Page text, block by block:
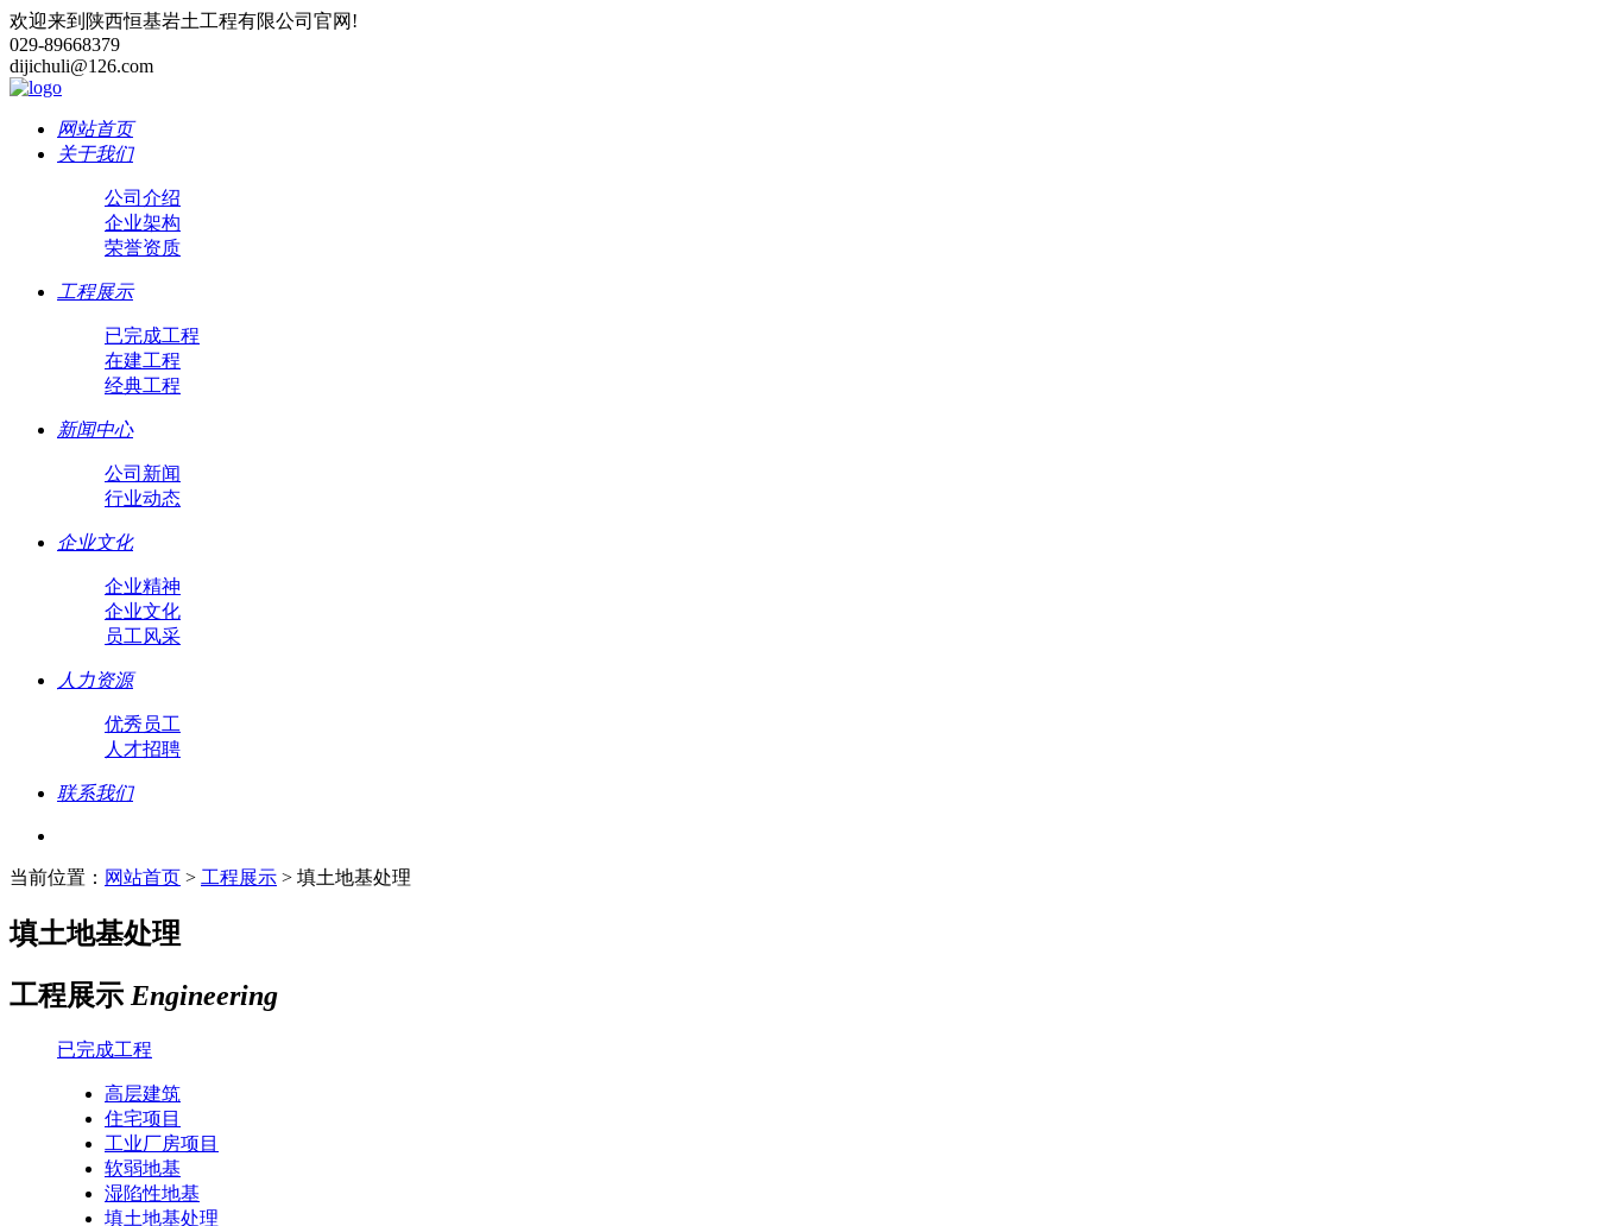
欢迎来到陕西恒基岩土工程有限公司官网!
029-89668379
dijichuli@126.com
网站首页
关于我们
公司介绍
企业架构
荣誉资质
工程展示
已完成工程
在建工程
经典工程
新闻中心
公司新闻
行业动态
企业文化
企业精神
企业文化
员工风采
人力资源
优秀员工
人才招聘
联系我们
当前位置： 网站首页 > 工程展示 > 填土地基处理
填土地基处理
工程展示 Engineering
已完成工程
高层建筑
住宅项目
工业厂房项目
软弱地基
湿陷性地基
填土地基处理